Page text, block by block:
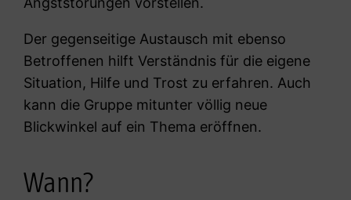
Der gegenseitige Austausch mit ebenso
Betroffenen hilft Verständnis für die eigene
Situation, Hilfe und Trost zu erfahren. Auch
kann die Gruppe mitunter völlig neue
Blickwinkel auf ein Thema eröffnen.
Wann?